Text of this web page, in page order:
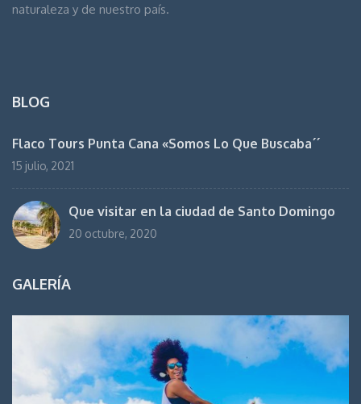
naturaleza y de nuestro país.
BLOG
Flaco Tours Punta Cana «Somos Lo Que Buscaba´´
15 julio, 2021
Que visitar en la ciudad de Santo Domingo
20 octubre, 2020
GALERÍA